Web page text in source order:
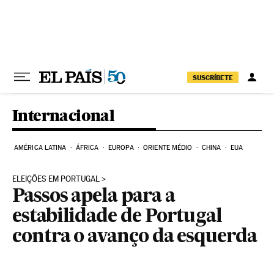
SUSCRÍBETE
Internacional
AMÉRICA LATINA ÁFRICA EUROPA ORIENTE MÉDIO CHINA EUA
ELEIÇÕES EM PORTUGAL
Passos apela para a
estabilidade de Portugal
contra o avanço da esquerda